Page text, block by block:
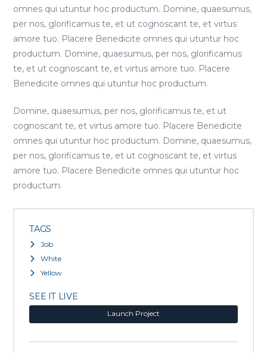
omnes qui utuntur hoc productum. Domine, quaesumus,
per nos, glorificamus te, et ut cognoscant te, et virtus
amore tuo. Placere Benedicite omnes qui utuntur hoc
productum. Domine, quaesumus, per nos, glorificamus
te, et ut cognoscant te, et virtus amore tuo. Placere
Benedicite omnes qui utuntur hoc productum.
Domine, quaesumus, per nos, glorificamus te, et ut
cognoscant te, et virtus amore tuo. Placere Benedicite
omnes qui utuntur hoc productum. Domine, quaesumus,
per nos, glorificamus te, et ut cognoscant te, et virtus
amore tuo. Placere Benedicite omnes qui utuntur hoc
productum.
TAGS
Job
White
Yellow
SEE IT LIVE
Launch Project